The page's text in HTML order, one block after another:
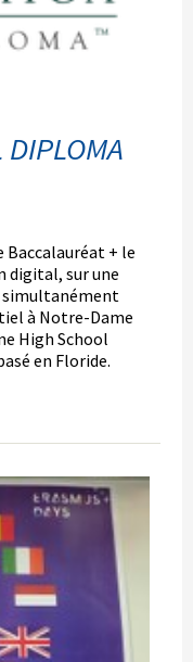
DIPLOMA
Baccalauréat + le
digital, sur une
simultanément
à Notre-Dame
High School
en Floride.